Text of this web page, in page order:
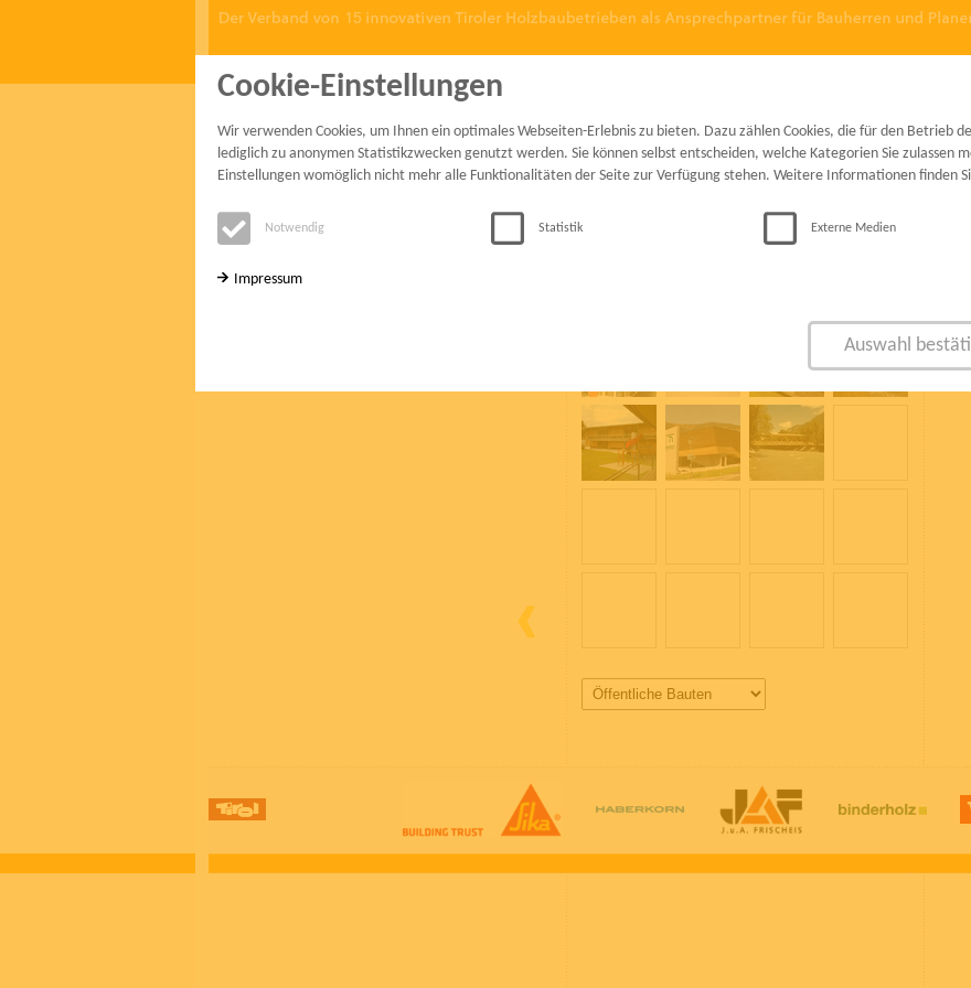
start mitglieder projekte service
Öffentliche Bauten
Gemeinden setzen auf Holzbau und geben
somit ein Beispiel für optimales ökologisches
Holzbauten erfüllen höchste technische und
Cookie-Einstellungen
Wir verwenden Cookies, um Ihnen ein optimales Webseiten-Erlebnis zu bieten. Dazu zählen Cookies, die für den Betrieb
lediglich zu anonymen Statistikzwecken genutzt werden. Sie können selbst entscheiden, welche Kategorien Sie zulassen
Einstellungen womöglich nicht mehr alle Funktionalitäten der Seite zur Verfügung stehen. Weitere Informationen finden
Notwendig Statistik Externe Medien
Impressum
Auswahl